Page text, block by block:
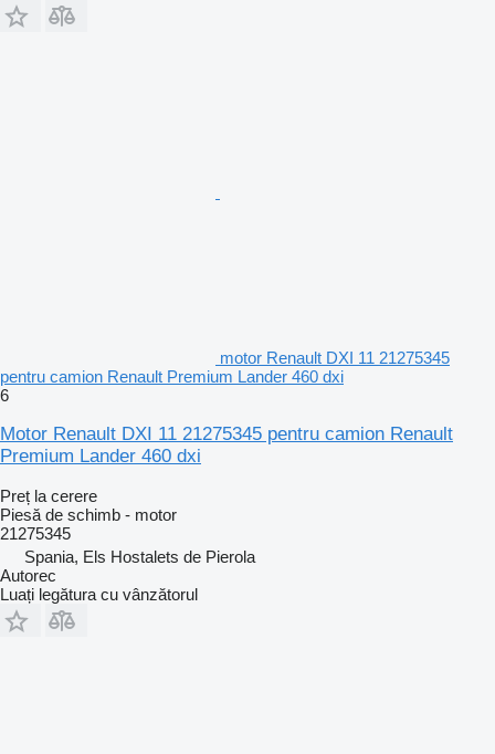
motor Renault DXI 11 21275345
pentru camion Renault Premium Lander 460 dxi
6
Motor Renault DXI 11 21275345 pentru camion Renault
Premium Lander 460 dxi
Preț la cerere
Piesă de schimb - motor
21275345
Spania, Els Hostalets de Pierola
Autorec
Luați legătura cu vânzătorul